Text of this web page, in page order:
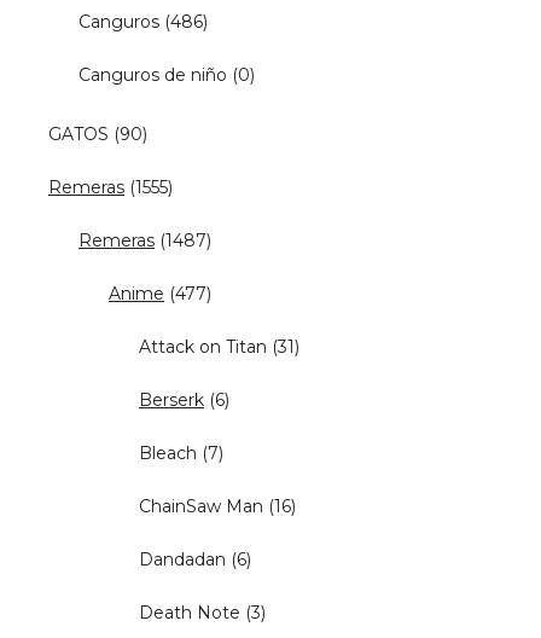
Canguros (486)
Canguros de niño (0)
GATOS (90)
Remeras (1555)
Remeras (1487)
Anime (477)
Attack on Titan (31)
Berserk (6)
Bleach (7)
ChainSaw Man (16)
Dandadan (6)
Death Note (3)